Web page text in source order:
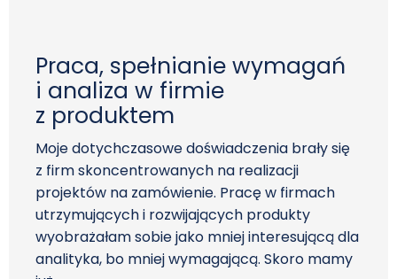
Praca, spełnianie wymagań
i analiza w firmie
z produktem
Moje dotychczasowe doświadczenia brały się
z firm skoncentrowanych na realizacji
projektów na zamówienie. Pracę w firmach
utrzymujących i rozwijających produkty
wyobrażałam sobie jako mniej interesującą dla
analityka, bo mniej wymagającą. Skoro mamy